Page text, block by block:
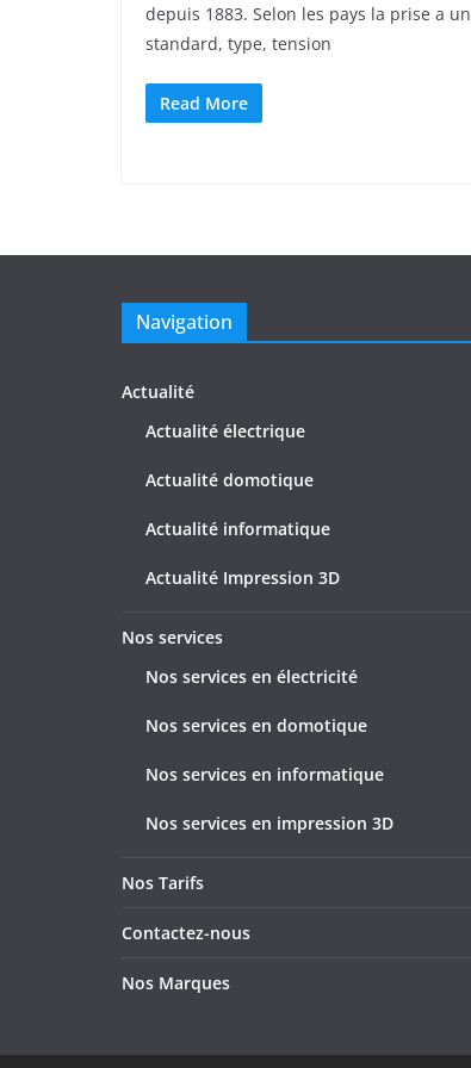
depuis 1883. Selon les pays la prise a un
standard, type, tension
Read More
Navigation
Actualité
Actualité électrique
Actualité domotique
Actualité informatique
Actualité Impression 3D
Nos services
Nos services en électricité
Nos services en domotique
Nos services en informatique
Nos services en impression 3D
Nos Tarifs
Contactez-nous
Nos Marques